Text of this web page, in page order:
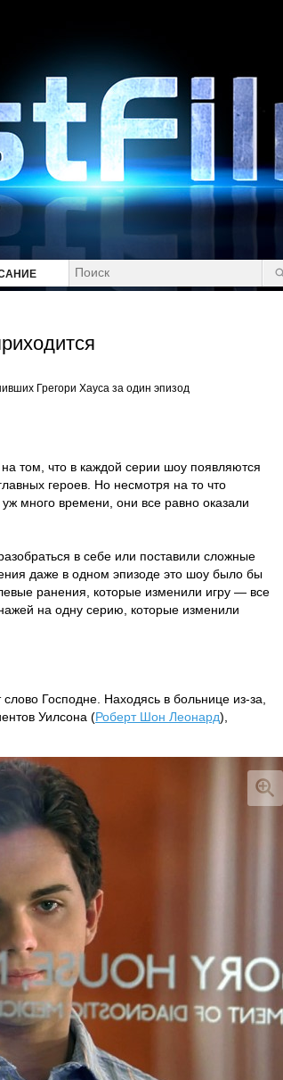
Грегори Хауса за один эпизод
том, что в каждой серии шоу появляются
героев. Но несмотря на то что
много времени, они все равно оказали
в себе или поставили сложные
даже в одном эпизоде это шоу было бы
ранения, которые изменили игру — все
на одну серию, которые изменили
Господне. Находясь в больнице из-за,
Уилсона (Роберт Шон Леонард),